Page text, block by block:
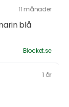
11 månader
blå
Blocket.se
1 år